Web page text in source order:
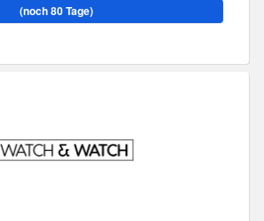
(noch 80 Tage)